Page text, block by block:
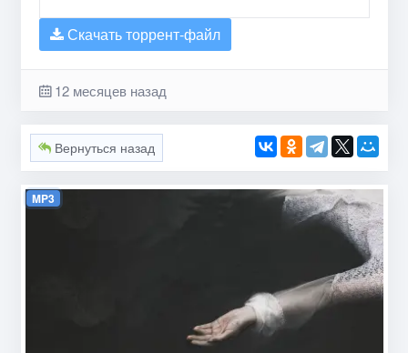
Скачать торрент-файл
12 месяцев назад
Вернуться назад
MP3